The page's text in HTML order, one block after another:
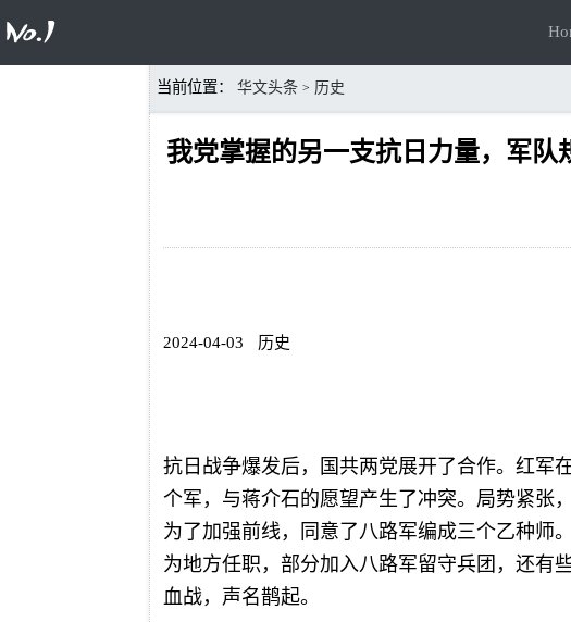
当前位置： 华文头条 > 历史
我党掌握的另一支抗日力量，军队
2024-04-03 历史
抗日战争爆发后，国共两党展开了合作。红军
个军，与蒋介石的愿望产生了冲突。局势紧张
为了加强前线，同意了八路军编成三个乙种师
为地方任职，部分加入八路军留守兵团，还有
血战，声名鹊起。